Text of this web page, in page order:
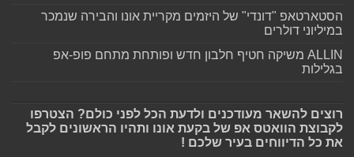
הסטארטאפ "דונדי" של היזמים מקריית אונו והבירה שנמכר
במיליוני דולרים
ALLIN משיקה חטיף חלבון חדש ופותחת מתחם פופ-אפ
בגלילות
רוצים להשאר מעודכנים ולדעת הכל לפני כולם? הצטרפו
לקבוצת הוואטס אפ של בקעת אונו ותהיו הראשונים לקבל
את כל הדיווחים בעיר שלכם !